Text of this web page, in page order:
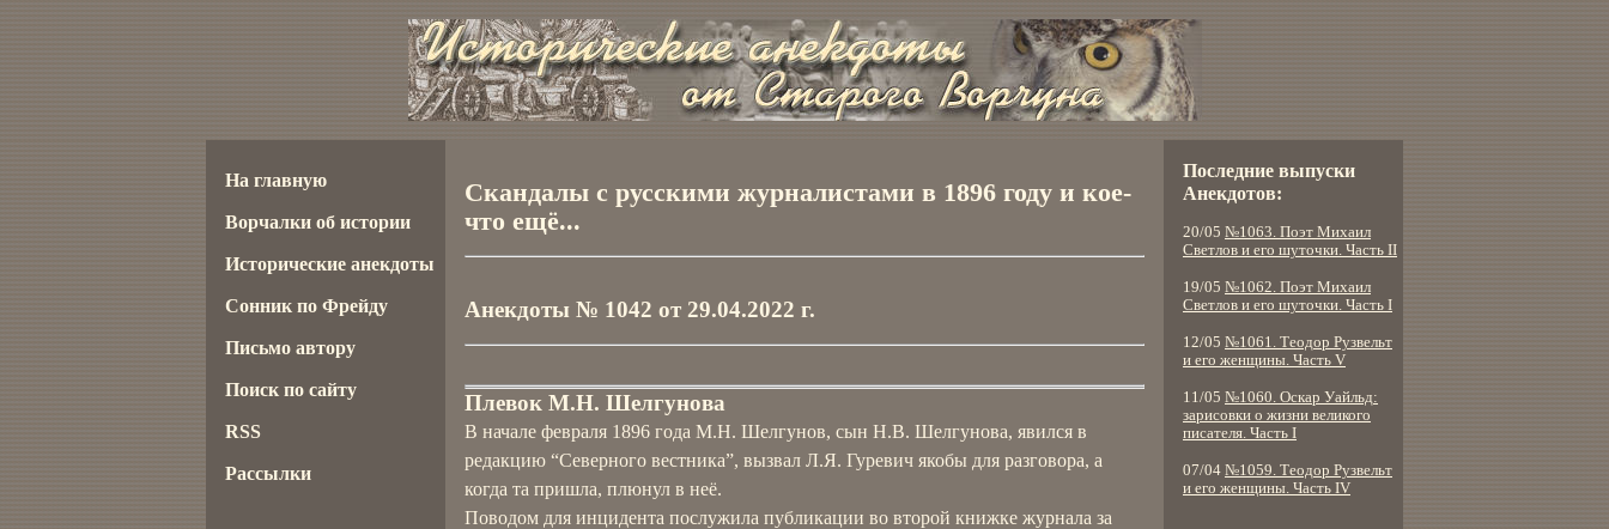
Скандалы с русскими журналистами в 1896 году и кое-
что ещё...
Анекдоты № 1042 от 29.04.2022 г.
Плевок М.Н. Шелгунова
В начале февраля 1896 года М.Н. Шелгунов, сын Н.В. Шелгунова, явился в
редакцию “Северного вестника”, вызвал Л.Я. Гуревич якобы для разговора, а
когда та пришла, плюнул в неё.
Поводом для инцидента послужила публикации во второй книжке журнала за
На главную
Ворчалки об истории
Исторические анекдоты
Сонник по Фрейду
Письмо автору
Поиск по сайту
RSS
Рассылки
Последние выпуски
Анекдотов:
20/05 №1063. Поэт Михаил
Светлов и его шуточки. Часть II
19/05 №1062. Поэт Михаил
Светлов и его шуточки. Часть I
12/05 №1061. Теодор Рузвельт
и его женщины. Часть V
11/05 №1060. Оскар Уайльд:
зарисовки о жизни великого
писателя. Часть I
07/04 №1059. Теодор Рузвельт
и его женщины. Часть IV